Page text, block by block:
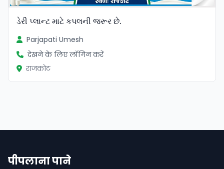
ડેરી પ્લાન્ટ માટે કપલની જરૂર છે.
Parjapati Umesh
देखने के लिए लॉगिन करें
राजकोट
पीपलाना पाने